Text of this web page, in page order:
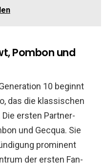
Pombon und
10 beginnt
das die klassischen
ersten Partner-
und Gecqua. Sie
prominent
der ersten Fan-